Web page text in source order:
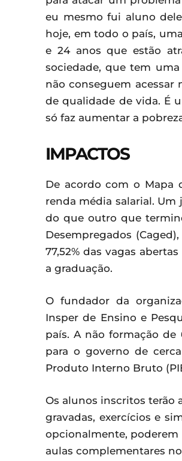
eu mesmo fui aluno
hoje, em todo o país,
e 24 anos que estão
sociedade, que tem
não conseguem acessar
de qualidade de vida. É
só faz aumentar a
IMPACTOS
De acordo com o Mapa
renda média salarial. Um
do que outro que
Desempregados
77,52% das vagas
a graduação.
O fundador da
Insper de Ensino e
país. A não formação
para o governo de
Produto Interno Bruto
Os alunos inscritos terão
gravadas, exercícios e
opcionalmente, poderem
aulas complementares